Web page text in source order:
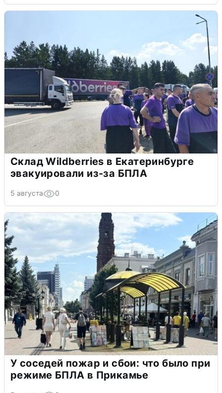
Склад Wildberries в Екатеринбурге
эвакуировали из-за БПЛА
5 августа 0
У соседей пожар и сбои: что было при
режиме БПЛА в Прикамье